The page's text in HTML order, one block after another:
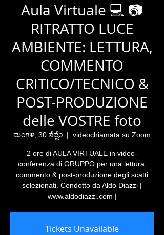
Aula Virtuale 💻 📷
RITRATTO LUCE
AMBIENTE: LETTURA,
COMMENTO
CRITICO/TECNICO &
POST-PRODUZIONE
delle VOSTRE foto
ಮಂಗಳ, 30 ಸೆಪ್ಟೆಂ
  |
videochiamata su Zoom
2 ore di AULA VIRTUALE in video-
conferenza di GRUPPO per una lettura,
commento & post-produzione degli scatti
selezionati. Condotto da Aldo Diazzi |
www.aldodiazzi.com |
Tickets Unavailable